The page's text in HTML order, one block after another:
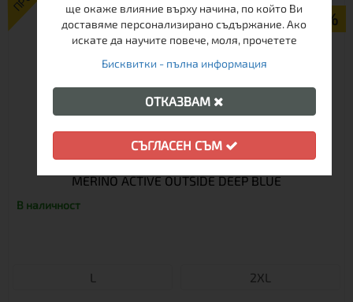
-17%
МЪЖКА МЕРИНО ТЕНИСКА С ДЪЛЪГ РЪКАВ
MERINO ACTIVE OUTSIDE DEEP BLUE
В наличност
L 2XL
ще окаже влияние върху начина, по който Ви
доставяме персонализирано съдържание. Ако
искате да научите повече, моля, прочетете
Бисквитки - пълна информация
ОТКАЗВАМ
СЪГЛАСЕН СЪМ